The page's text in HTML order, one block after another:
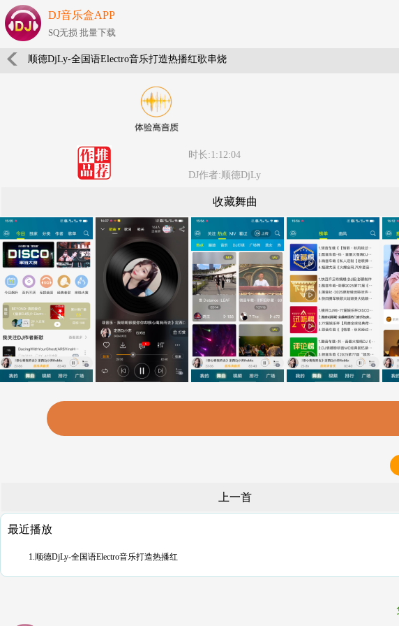
DJ音乐盒APP
SQ无损 批量下载
顺德DjLy-全国语Electro音乐打造热播红歌串烧
时长:1:12:04
DJ作者:顺德DjLy
收藏舞曲
上一首
最近播放
1.顺德DjLy-全国语Electro音乐打造热播红